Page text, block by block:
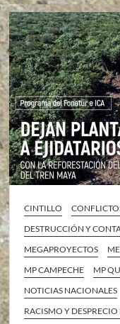
CINTILLO
DESTRUCCIÓN Y
MEGAPROYECTOS
MP CAMPECHE
MP
NOTICIAS NACIONALES
RACISMO Y